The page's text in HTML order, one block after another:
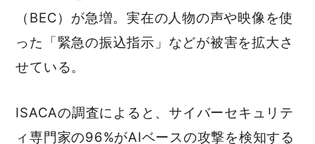
（BEC）が急増。実在の人物の声や映像を使
った「緊急の振込指示」などが被害を拡大さ
せている。
ISACAの調査によると、サイバーセキュリテ
ィ専門家の96%がAIベースの攻撃を検知する